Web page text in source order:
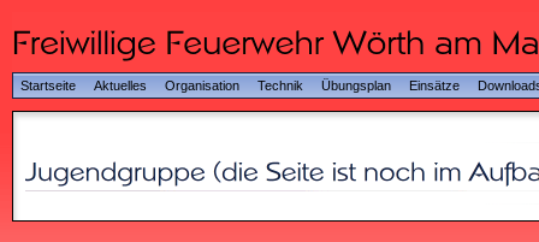
Startseite Aktuelles Organisation Technik Übungsplan Einsätze